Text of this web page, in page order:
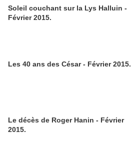
Soleil couchant sur la Lys Halluin -
Février 2015.
Les 40 ans des César - Février 2015.
Le décès de Roger Hanin - Février
2015.